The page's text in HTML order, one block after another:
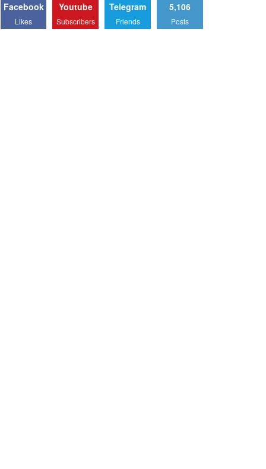
Facebook
Likes
Youtube
Subscribers
Telegram
Friends
5,106
Posts